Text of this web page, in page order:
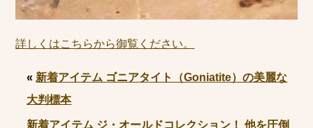
詳しくはこちらから御覧ください。
« 新着アイテム ゴニアタイト（Goniatite）の美麗な
大判標本
新着アイテム ジ・オールドコレクション！ 他を圧倒